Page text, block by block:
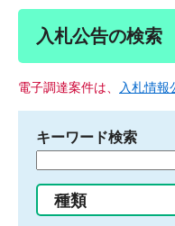
入札公告の検索
電子調達案件は、 入札情報
キーワード検索
る
種類